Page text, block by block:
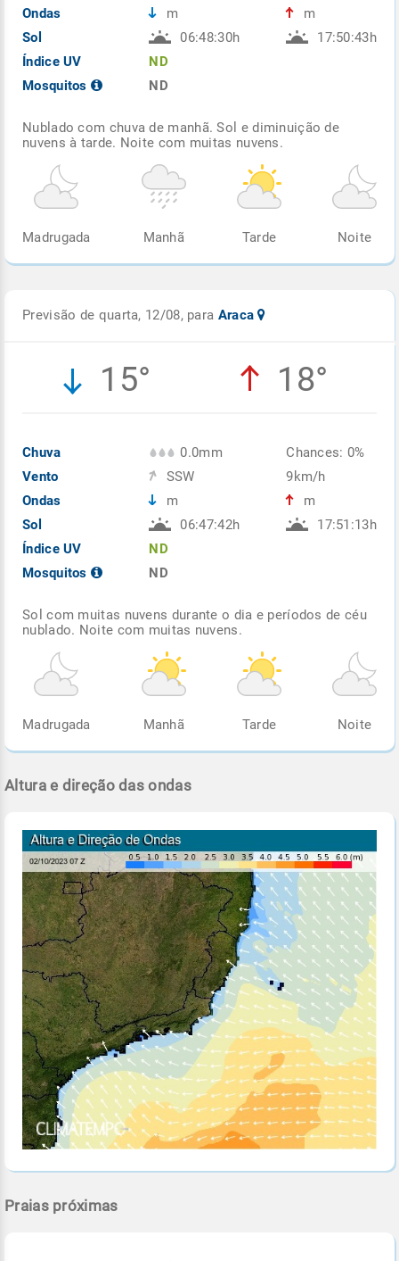
Ondas
Sol
Índice UV
Mosquitos
m
06:48:30h
ND
ND
m
17:50:43h
Nublado com chuva de manhã. Sol e diminuição de
nuvens à tarde. Noite com muitas nuvens.
Madrugada Manhã Tarde Noite
Previsão de quarta, 12/08, para Araca
15° 18°
Chuva
Vento
Ondas
Sol
Índice UV
Mosquitos
0.0mm
SSW
m
06:47:42h
ND
ND
Chances: 0%
9km/h
m
17:51:13h
Sol com muitas nuvens durante o dia e períodos de céu
nublado. Noite com muitas nuvens.
Madrugada Manhã Tarde Noite
Altura e direção das ondas
Praias próximas